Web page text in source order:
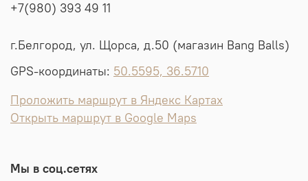
+7(980) 393 49 11
г.Белгород, ул. Щорса, д.50 (магазин Bang Balls)
GPS-координаты: 50.5595, 36.5710
Проложить маршрут в Яндекс Картах
Открыть маршрут в Google Maps
Мы в соц.сетях